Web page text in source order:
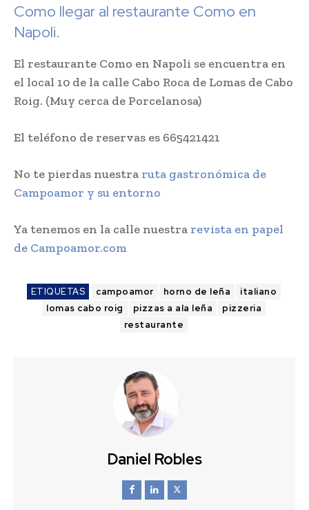
Como llegar al restaurante Como en
Napoli.
El restaurante Como en Napoli se encuentra en
el local 10 de la calle Cabo Roca de Lomas de Cabo
Roig. (Muy cerca de Porcelanosa)
El teléfono de reservas es 665421421
No te pierdas nuestra ruta gastronómica de
Campoamor y su entorno
Ya tenemos en la calle nuestra revista en papel
de Campoamor.com
ETIQUETAS campoamor horno de leña
italiano
lomas cabo roig
pizzas a ala leña
pizzeria
restaurante
Daniel Robles